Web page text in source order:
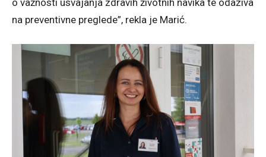
na preventivne preglede”, rekla je Marić.